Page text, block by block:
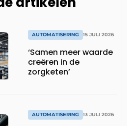
AUTOMATISERING 15 JULI 2026
‘Samen meer waarde
creëren in de
zorgketen’
AUTOMATISERING 13 JULI 2026